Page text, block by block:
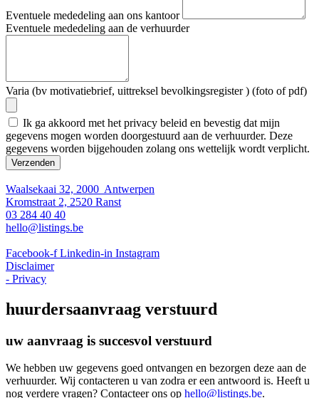
Eventuele mededeling aan ons kantoor
Eventuele mededeling aan de verhuurder
Varia (bv motivatiebrief, uittreksel bevolkingsregister ) (foto of pdf)
Ik ga akkoord met het privacy beleid en bevestig dat mijn
gegevens mogen worden doorgestuurd aan de verhuurder. Deze
gegevens worden bijgehouden zolang ons wettelijk wordt verplicht.
Verzenden
Waalsekaai 32, 2000 Antwerpen
Kromstraat 2, 2520 Ranst
03 284 40 40
hello@listings.be
Facebook-f Linkedin-in Instagram
Disclaimer
- Privacy
huurdersaanvraag verstuurd
uw aanvraag is succesvol verstuurd
We hebben uw gegevens goed ontvangen en bezorgen deze aan de
verhuurder. Wij contacteren u van zodra er een antwoord is. Heeft u
nog verdere vragen? Contacteer ons op hello@listings.be.